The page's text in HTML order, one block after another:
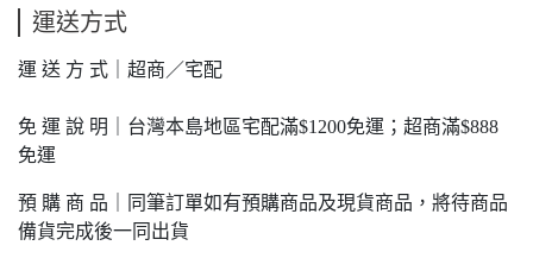
運送方式
運 送 方 式｜超商／宅配
免 運 說 明｜台灣本島地區宅配滿$1200免運；超商滿$888
免運
預 購 商 品｜同筆訂單如有預購商品及現貨商品，將待商品
備貨完成後一同出貨